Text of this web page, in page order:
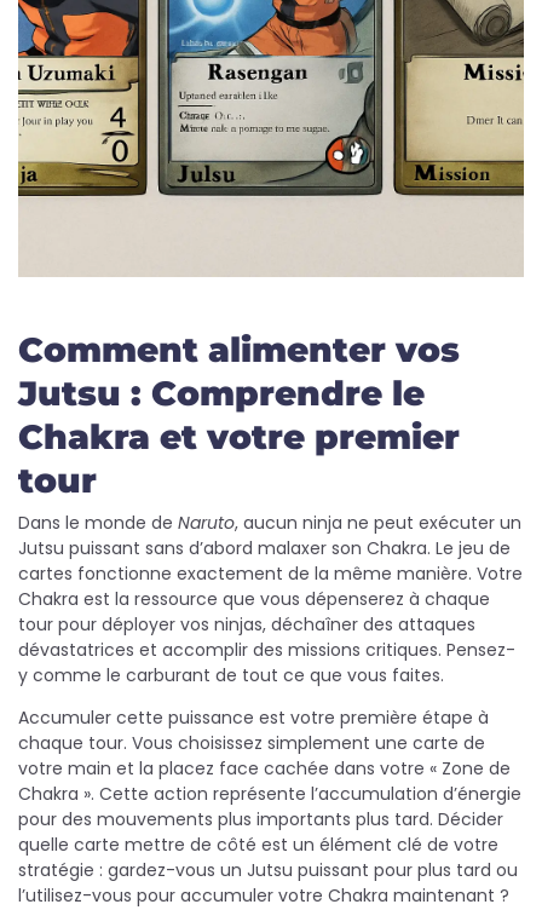
Comment alimenter vos
Jutsu : Comprendre le
Chakra et votre premier
tour
Dans le monde de Naruto, aucun ninja ne peut exécuter un
Jutsu puissant sans d’abord malaxer son Chakra. Le jeu de
cartes fonctionne exactement de la même manière. Votre
Chakra est la ressource que vous dépenserez à chaque
tour pour déployer vos ninjas, déchaîner des attaques
dévastatrices et accomplir des missions critiques. Pensez-
y comme le carburant de tout ce que vous faites.
Accumuler cette puissance est votre première étape à
chaque tour. Vous choisissez simplement une carte de
votre main et la placez face cachée dans votre « Zone de
Chakra ». Cette action représente l’accumulation d’énergie
pour des mouvements plus importants plus tard. Décider
quelle carte mettre de côté est un élément clé de votre
stratégie : gardez-vous un Jutsu puissant pour plus tard ou
l’utilisez-vous pour accumuler votre Chakra maintenant ?